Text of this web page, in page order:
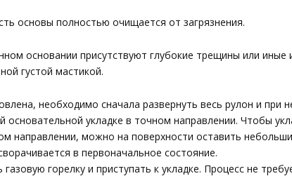
основы полностью очищается от загрязнения.
основании присутствуют глубокие трещины или иные
густой мастикой.
необходимо сначала развернуть весь рулон и при
основательной укладке в точном направлении. Чтобы
направлении, можно на поверхности оставить
в первоначальное состояние.
горелку и приступать к укладке. Процесс не